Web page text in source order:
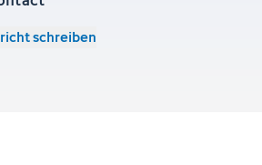
schreiben